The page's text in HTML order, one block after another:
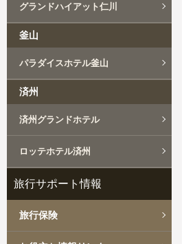
グランドハイアット仁川
釜山
パラダイスホテル釜山
済州
済州グランドホテル
ロッテホテル済州
旅行サポート情報
旅行保険